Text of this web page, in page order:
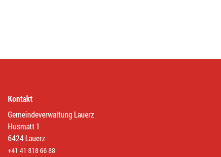
Kontakt
Gemeindeverwaltung Lauerz
Husmatt 1
6424 Lauerz
+41 41 818 66 88